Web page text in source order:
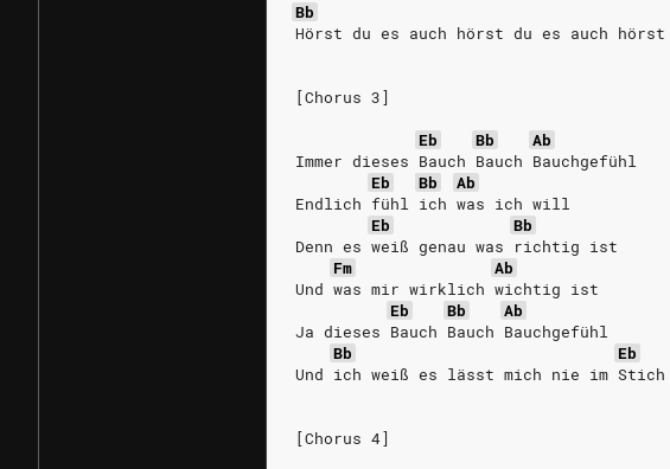
Bb
Hörst du es auch hörst du es auch
[Chorus 3]
Eb
Bb
Ab
Immer dieses Bauch Bauch Bauchgefühl
Eb
Bb
Ab
Endlich fühl ich was ich will
Eb
Bb
Denn es weiß genau was richtig ist
Fm
Ab
Und was mir wirklich wichtig ist
Eb
Bb
Ab
Ja dieses Bauch Bauch Bauchgefühl
Bb
Eb
Und ich weiß es lässt mich nie im Stich
[Chorus 4]